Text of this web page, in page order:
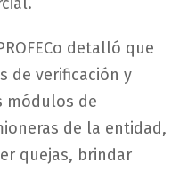
detalló que
de verificación y
módulos de
de la entidad,
quejas, brindar